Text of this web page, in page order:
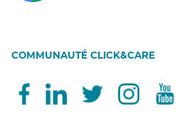
COMMUNAUTÉ CLICK&CARE